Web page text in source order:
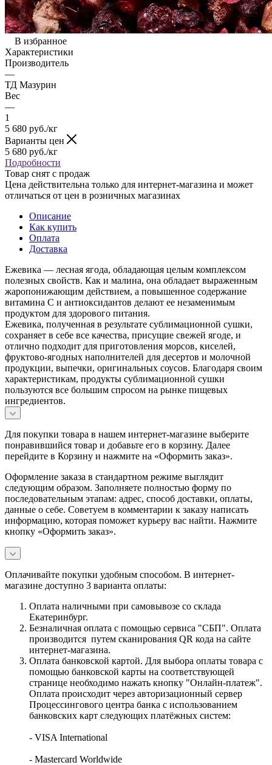
В избранное
Характеристики
Производитель
—
ТД Мазурин
Вес
—
1
5 680 руб./кг
Варианты цен
5 680 руб./кг
Подробности
Товар снят с продаж
Цена действительна только для интернет-магазина и может
отличаться от цен в розничных магазинах
Описание
Как купить
Оплата
Доставка
Ежевика — лесная ягода, обладающая целым комплексом
полезных свойств. Как и малина, она обладает выраженным
жаропонижающим действием, а повышенное содержание
витамина С и антиоксидантов делают ее незаменимым
продуктом для здорового питания.
Ежевика, полученная в результате сублимационной сушки,
сохраняет в себе все качества, присущие свежей ягоде, и
отлично подходит для приготовления морсов, киселей,
фруктово-ягодных наполнителей для десертов и молочной
продукции, выпечки, оригинальных соусов. Благодаря своим
характеристикам, продукты сублимационной сушки
пользуются все большим спросом на рынке пищевых
ингредиентов.
Для покупки товара в нашем интернет-магазине выберите
понравившийся товар и добавьте его в корзину. Далее
перейдите в Корзину и нажмите на «Оформить заказ».
Оформление заказа в стандартном режиме выглядит
следующим образом. Заполняете полностью форму по
последовательным этапам: адрес, способ доставки, оплаты,
данные о себе. Советуем в комментарии к заказу написать
информацию, которая поможет курьеру вас найти. Нажмите
кнопку «Оформить заказ».
Оплачивайте покупки удобным способом. В интернет-
магазине доступно 3 варианта оплаты:
Оплата наличными при самовывозе со склада
Екатеринбург.
Безналичная оплата с помощью сервиса "СБП". Оплата
производится путем сканирования QR кода на сайте
интернет-магазина.
Оплата банковской картой. Для выбора оплаты товара с
помощью банковской карты на соответствующей
странице необходимо нажать кнопку "Онлайн-платеж".
Оплата происходит через авторизационный сервер
Процессингового центра банка с использованием
банковских карт следующих платёжных систем:
- VISA International
- Mastercard Worldwide